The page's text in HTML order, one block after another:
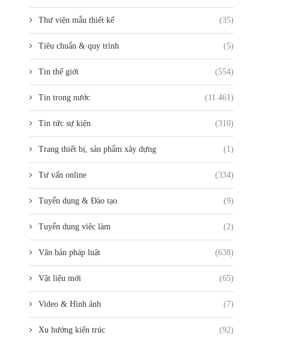
Thư viện mẫu thiết kế (35)
Tiêu chuẩn & quy trình (5)
Tin thế giới (554)
Tin trong nước (11.461)
Tin tức sự kiện (310)
Trang thiết bị, sản phẩm xây dựng (1)
Tư vấn online (334)
Tuyển dụng & Đào tạo (9)
Tuyển dụng việc làm (2)
Văn bản pháp luật (638)
Vật liệu mới (65)
Video & Hình ảnh (7)
Xu hướng kiến trúc (92)